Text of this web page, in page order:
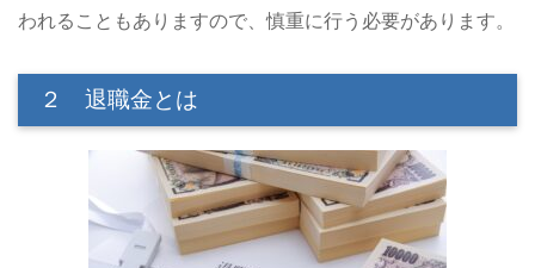
われることもありますので、慎重に行う必要があります。
２ 退職金とは